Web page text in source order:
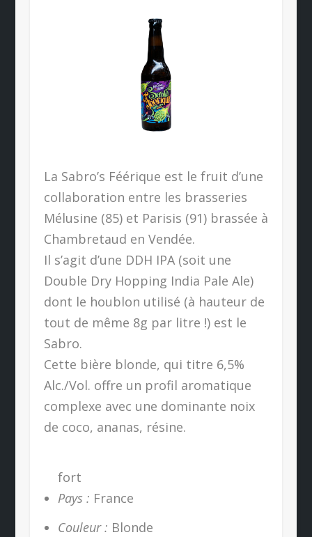
La Sabro’s Féérique est le fruit d’une
collaboration entre les brasseries
Mélusine (85) et Parisis (91) brassée à
Chambretaud en Vendée.
Il s’agit d’une DDH IPA (soit une
Double Dry Hopping India Pale Ale)
dont le houblon utilisé (à hauteur de
tout de même 8g par litre !) est le
Sabro.
Cette bière blonde, qui titre 6,5%
Alc./Vol. offre un profil aromatique
complexe avec une dominante noix
de coco, ananas, résine.
fort
Pays : France
Couleur : Blonde